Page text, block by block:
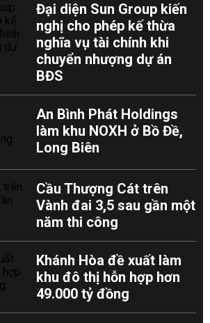
Đại diện Sun Group kiến
nghị cho phép kế thừa
nghĩa vụ tài chính khi
chuyển nhượng dự án
BĐS
An Bình Phát Holdings
làm khu NOXH ở Bồ Đề,
Long Biên
Cầu Thượng Cát trên
Vành đai 3,5 sau gần một
năm thi công
Khánh Hòa đề xuất làm
khu đô thị hỗn hợp hơn
49.000 tỷ đồng